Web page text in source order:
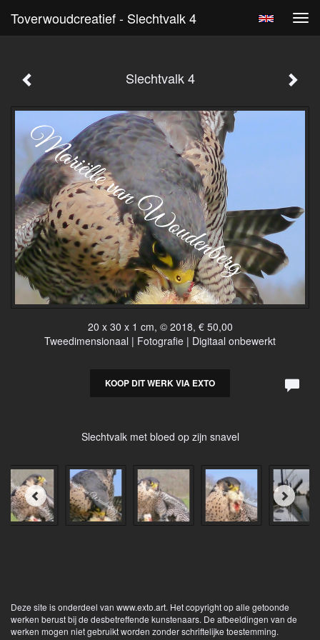
Toverwoudcreatief - Slechtvalk 4
Slechtvalk 4
20 x 30 x 1 cm, © 2018, € 50,00
Tweedimensionaal | Fotografie | Digitaal onbewerkt
KOOP DIT WERK VIA EXTO
Slechtvalk met bloed op zijn snavel
Deze site is onderdeel van www.exto.art. Het copyright op alle getoonde
werken berust bij de desbetreffende kunstenaars. De afbeeldingen van de
werken mogen niet gebruikt worden zonder schriftelijke toestemming.